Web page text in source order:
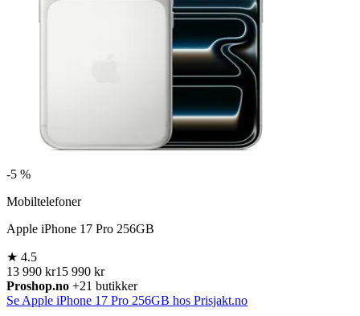
-5 %
Mobiltelefoner
Apple iPhone 17 Pro 256GB
★ 4.5
13 990 kr15 990 kr
Proshop.no +21 butikker
Se Apple iPhone 17 Pro 256GB hos Prisjakt.no